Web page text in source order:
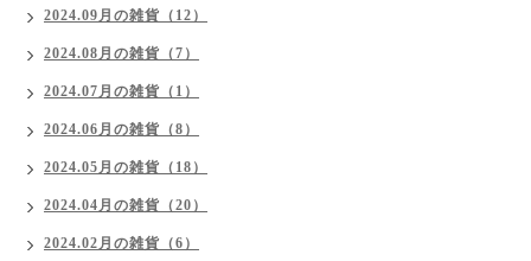
2024.09月の雑貨（12）
2024.08月の雑貨（7）
2024.07月の雑貨（1）
2024.06月の雑貨（8）
2024.05月の雑貨（18）
2024.04月の雑貨（20）
2024.02月の雑貨（6）